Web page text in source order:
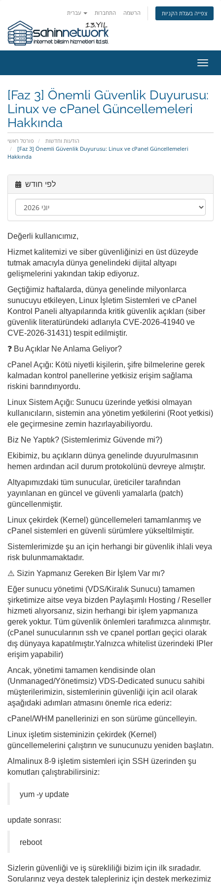
התחברות הרשמה צפייה בעגלת הקניות
ניווט
[Faz 3] Önemli Güvenlik Duyurusu:
Linux ve cPanel Güncellemeleri
Hakkında
פורטל ראשי
הודעות וחדשות
[Faz 3] Önemli Güvenlik Duyurusu: Linux ve cPanel Güncellemeleri
Hakkında
לפי חודש
Değerli kullanıcımız,
Hizmet kalitemizi ve siber güvenliğinizi en üst düzeyde
tutmak amacıyla dünya genelindeki dijital altyapı
gelişmelerini yakından takip ediyoruz.
Geçtiğimiz haftalarda, dünya genelinde milyonlarca
sunucuyu etkileyen, Linux İşletim Sistemleri ve cPanel
Kontrol Paneli altyapılarında kritik güvenlik açıkları (siber
güvenlik literatüründeki adlarıyla CVE-2026-41940 ve
CVE-2026-31431) tespit edilmiştir.
❓ Bu Açıklar Ne Anlama Geliyor?
cPanel Açığı: Kötü niyetli kişilerin, şifre bilmelerine gerek
kalmadan kontrol panellerine yetkisiz erişim sağlama
riskini barındırıyordu.
Linux Sistem Açığı: Sunucu üzerinde yetkisi olmayan
kullanıcıların, sistemin ana yönetim yetkilerini (Root yetkisi)
ele geçirmesine zemin hazırlayabiliyordu.
Biz Ne Yaptık? (Sistemlerimiz Güvende mi?)
Ekibimiz, bu açıkların dünya genelinde duyurulmasının
hemen ardından acil durum protokolünü devreye almıştır.
Altyapımızdaki tüm sunucular, üreticiler tarafından
yayınlanan en güncel ve güvenli yamalarla (patch)
güncellenmiştir.
Linux çekirdek (Kernel) güncellemeleri tamamlanmış ve
cPanel sistemleri en güvenli sürümlere yükseltilmiştir.
Sistemlerimizde şu an için herhangi bir güvenlik ihlali veya
risk bulunmamaktadır.
⚠️ Sizin Yapmanız Gereken Bir İşlem Var mı?
Eğer sunucu yönetimi (VDS/Kiralık Sunucu) tamamen
şirketimize aitse veya bizden Paylaşımlı Hosting / Reseller
hizmeti alıyorsanız, sizin herhangi bir işlem yapmanıza
gerek yoktur. Tüm güvenlik önlemleri tarafımızca alınmıştır.
(cPanel sunucularının ssh ve cpanel portları geçici olarak
dış dünyaya kapatılmıştır.Yalnızca whitelist üzerindeki IPler
erişim yapabilir)
Ancak, yönetimi tamamen kendisinde olan
(Unmanaged/Yönetimsiz) VDS-Dedicated sunucu sahibi
müşterilerimizin, sistemlerinin güvenliği için acil olarak
aşağıdaki adımları atmasını önemle rica ederiz:
cPanel/WHM panellerinizi en son sürüme güncelleyin.
Linux işletim sisteminizin çekirdek (Kernel)
güncellemelerini çalıştırın ve sunucunuzu yeniden başlatın.
Almalinux 8-9 işletim sistemleri için SSH üzerinden şu
komutları çalıştırabilirsiniz:
yum -y update
update sonrası:
reboot
Sizlerin güvenliği ve iş sürekliliği bizim için ilk sıradadır.
Sorularınız veya destek talepleriniz için destek merkezimiz